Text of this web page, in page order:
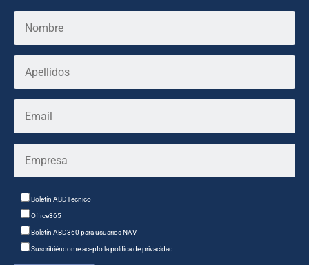
Boletín ABDTecnico
Office365
Boletín ABD360 para usuarios NAV
Suscribiéndome acepto la política de privacidad